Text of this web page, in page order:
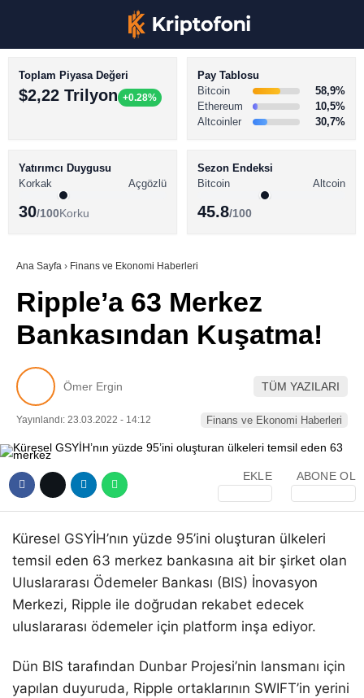
Youtube
TikTok
Pinterest
Telegram
BİTCOİN HABERLERİ
ALTCOİN HABERLERİ
SÖZLÜK
Toplam Piyasa Değeri
$2,22 Trilyon +0.28%
Pay Tablosu
Bitcoin
58,9%
Ethereum
10,5%
Altcoinler
30,7%
Yatırımcı Duygusu
Korkak
Açgözlü
30/100Korku
Sezon Endeksi
Bitcoin
Altcoin
45.8/100
Ana Sayfa › Finans ve Ekonomi Haberleri
Ripple’a 63 Merkez
Bankasından Kuşatma!
Ömer Ergin TÜM YAZILARI
Yayınlandı: 23.03.2022 - 14:12 Finans ve Ekonomi Haberleri
EKLE ABONE OL
Küresel GSYİH’nın yüzde 95’ini oluşturan ülkeleri
temsil eden 63 merkez bankasına ait bir şirket olan
Uluslararası Ödemeler Bankası (BIS) İnovasyon
Merkezi, Ripple ile doğrudan rekabet edecek
uluslararası ödemeler için platform inşa ediyor.
Dün BIS tarafından Dunbar Projesi’nin lansmanı için
yapılan duyuruda, Ripple ortaklarının SWIFT’in yerini